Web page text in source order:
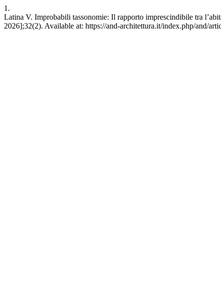
1.
Latina V. Improbabili tassonomie: Il rapporto imprescindibile tra
2026];32(2). Available at: https://and-architettura.it/index.php/and/